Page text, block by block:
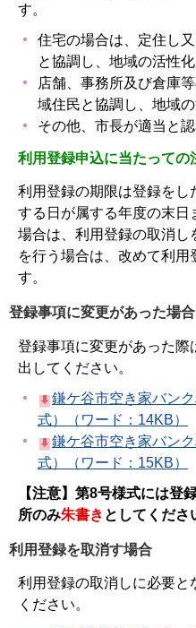
す。
住宅の場合は、定住し
と協調し、地域の活性
店舗、事務所及び倉庫
域住民と協調し、地域
その他、市長が適当と
利用登録申込に当たっての
利用登録の期限は登録をし
する日が属する年度の末日
場合は、利用登録の取消
を行う場合は、改めて利用
す。
登録事項に変更があった場合
登録事項に変更があった際
出してください。
鎌ケ谷市空き家バン
式）（ワード：14KB）
鎌ケ谷市空き家バン
式）（ワード：15KB）
【注意】第8号様式には登
所のみ朱書き としてくださ
利用登録を取消す場合
利用登録の取消しに必要と
ください。